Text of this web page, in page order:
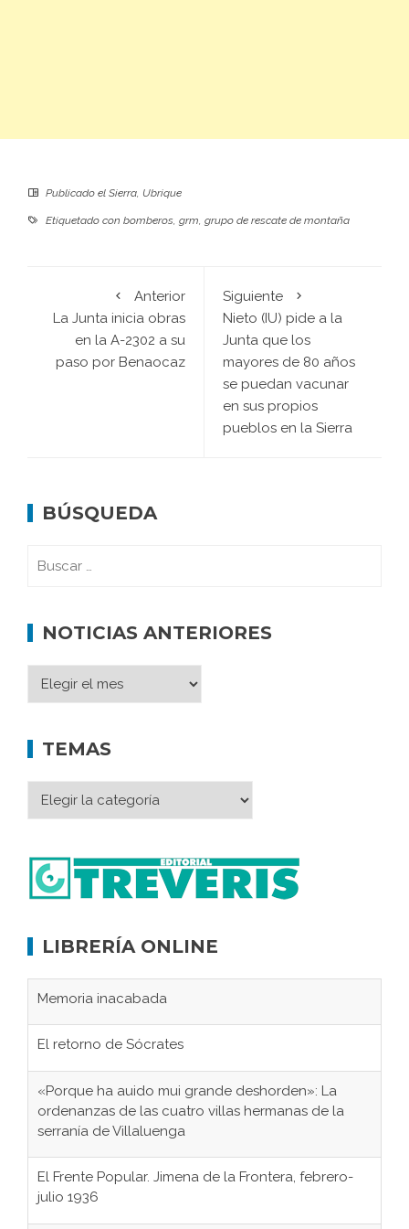
Publicado el Sierra Ubrique
Etiquetado con bomberos grm grupo de rescate de montaña
Anterior
La Junta inicia obras
en la A-2302 a su
paso por Benaocaz
Siguiente
Nieto (IU) pide a la
Junta que los
mayores de 80 años
se puedan vacunar
en sus propios
pueblos en la Sierra
BÚSQUEDA
NOTICIAS ANTERIORES
TEMAS
LIBRERÍA ONLINE
Memoria inacabada
El retorno de Sócrates
«Porque ha auido mui grande deshorden»: La
ordenanzas de las cuatro villas hermanas de la
serranía de Villaluenga
El Frente Popular. Jimena de la Frontera, febrero-
julio 1936